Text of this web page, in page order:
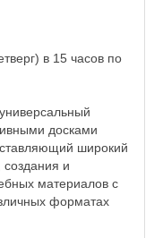
в 15 часов по
досками
широкий
и
материалов с
форматах